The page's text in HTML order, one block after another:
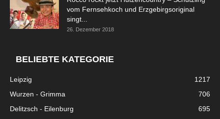
vom Fernsehkoch und Erzgebirgsoriginal
singt...
26. Dezember 2018
BELIEBTE KATEGORIE
Leipzig
1217
Wurzen - Grimma
706
Delitzsch - Eilenburg
695